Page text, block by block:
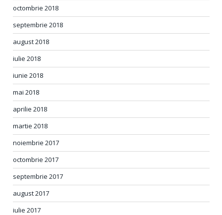
octombrie 2018
septembrie 2018
august 2018
iulie 2018
iunie 2018
mai 2018
aprilie 2018
martie 2018
noiembrie 2017
octombrie 2017
septembrie 2017
august 2017
iulie 2017